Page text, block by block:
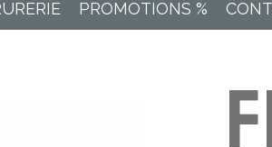
PROMOTIONS %